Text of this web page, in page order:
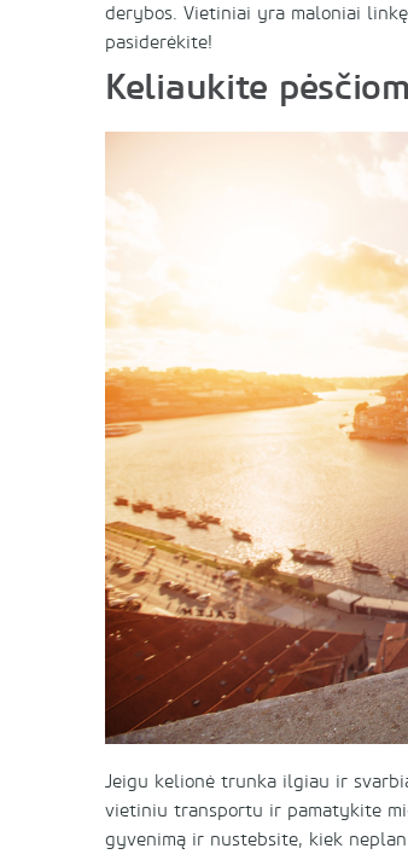
derybos. Vietiniai yra maloniai
pasiderėkite!
Keliaukite
Jeigu kelionė trunka ilgiau ir
vietiniu transportu ir pamatykite
gyvenimą ir nustebsite, kiek